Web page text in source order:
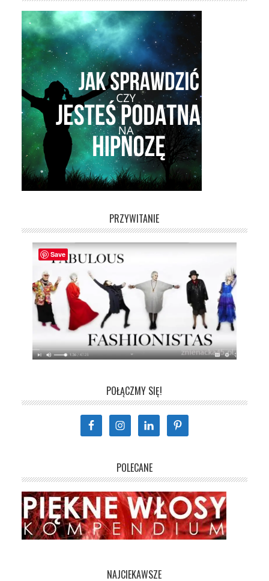
PRZYWITANIE
POŁĄCZMY SIĘ!
POLECANE
NAJCIEKAWSZE
Save